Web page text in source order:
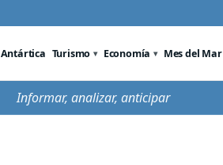
Antártica Turismo Economía Mes del Mar
Informar, analizar, anticipar